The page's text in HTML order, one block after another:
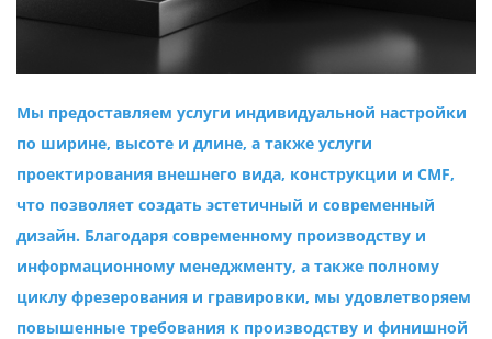
Мы предоставляем услуги индивидуальной настройки
по ширине, высоте и длине, а также услуги
проектирования внешнего вида, конструкции и CMF,
что позволяет создать эстетичный и современный
дизайн. Благодаря современному производству и
информационному менеджменту, а также полному
циклу фрезерования и гравировки, мы удовлетворяем
повышенные требования к производству и финишной